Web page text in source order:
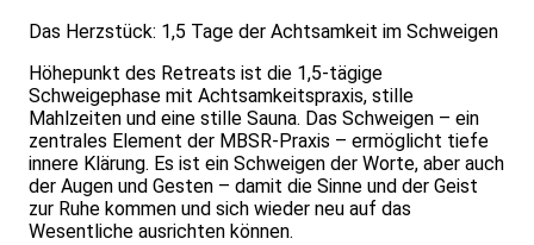
Das Herzstück: 1,5 Tage der Achtsamkeit im Schweigen
Höhepunkt des Retreats ist die 1,5-tägige
Schweigephase mit Achtsamkeitspraxis, stille
Mahlzeiten und eine stille Sauna. Das Schweigen – ein
zentrales Element der MBSR-Praxis – ermöglicht tiefe
innere Klärung. Es ist ein Schweigen der Worte, aber auch
der Augen und Gesten – damit die Sinne und der Geist
zur Ruhe kommen und sich wieder neu auf das
Wesentliche ausrichten können.